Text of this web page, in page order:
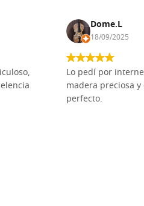
Dome.L
18/09/2025
Lo pedí por
madera preciosa
perfecto.